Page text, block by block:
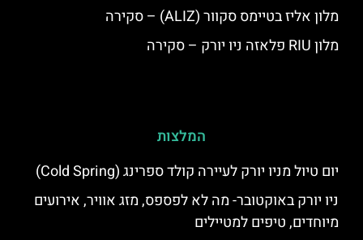
מלון אליז בטיימס סקוור (ALIZ) – סקירה
מלון RIU פלאזה ניו יורק – סקירה
המלצות
יום טיול מניו יורק לעיירה קולד ספרינג (Cold Spring)
ניו יורק באוקטובר- מה לא לפספס, מזג אוויר, אירועים
מיוחדים, טיפים למטיילים